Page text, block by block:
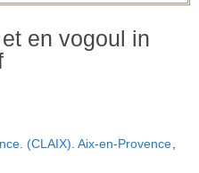
en vogoul in
(CLAIX). Aix-en-Provence